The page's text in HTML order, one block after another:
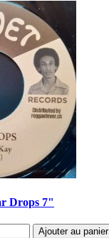
Drops 7"
Ajouter au panier